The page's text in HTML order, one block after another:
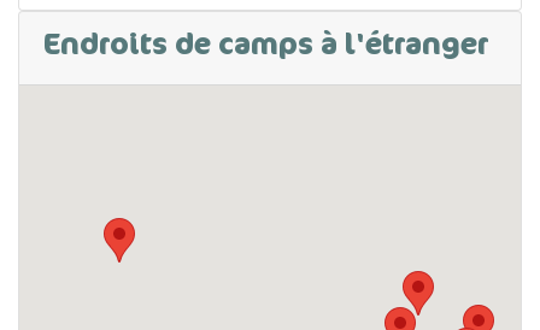
Endroits de camps à l'étranger